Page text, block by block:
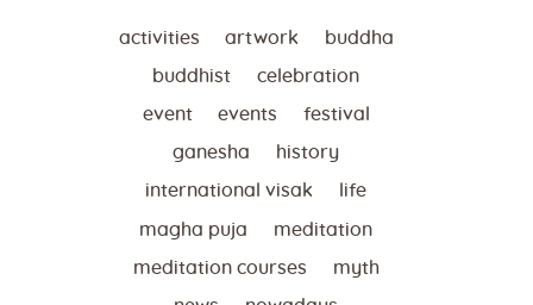
activities artwork buddha
buddhist celebration
event events festival
ganesha history
international visak life
magha puja meditation
meditation courses myth